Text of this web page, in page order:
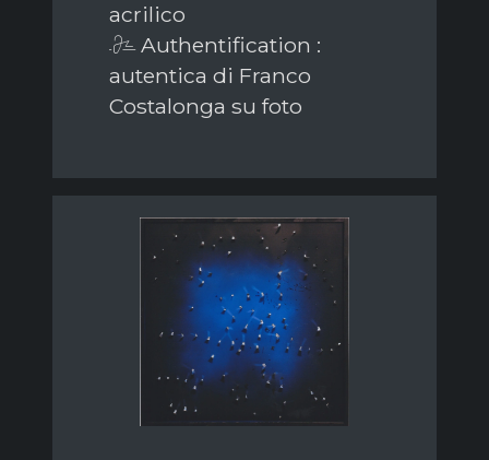
acrilico
Authentification :
autentica di Franco
Costalonga su foto